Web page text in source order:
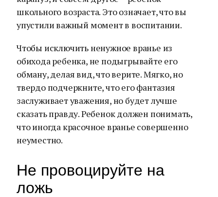
школьного возраста. Это означает, что вы
упустили важный момент в воспитании.
Чтобы исключить ненужное вранье из
обихода ребенка, не подыгрывайте его
обману, делая вид, что верите. Мягко, но
твердо подчеркните, что его фантазия
заслуживает уважения, но будет лучше
сказать правду. Ребенок должен понимать,
что иногда красочное вранье совершенно
неуместно.
Не провоцируйте на
ложь